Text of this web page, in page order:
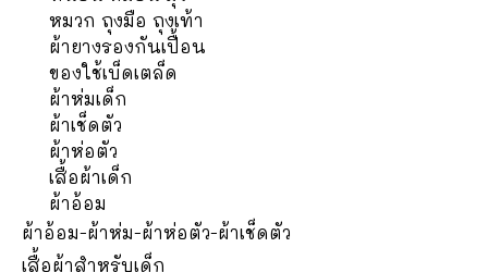
หมวก ถุงมือ ถุงเท้า
ผ้ายางรองกันเปื้อน
ของใช้เบ็ดเตล็ด
ผ้าห่มเด็ก
ผ้าเช็ดตัว
ผ้าห่อตัว
เสื้อผ้าเด็ก
ผ้าอ้อม
ผ้าอ้อม-ผ้าห่ม-ผ้าห่อตัว-ผ้าเช็ดตัว
เสื้อผ้าสำหรับเด็ก